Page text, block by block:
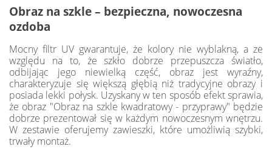
Obraz na szkle – bezpieczna, nowoczesna
ozdoba
Mocny filtr UV gwarantuje, że kolory nie wyblakną, a ze
względu na to, że szkło dobrze przepuszcza światło,
odbijając jego niewielką część, obraz jest wyraźny,
charakteryzuje się większą głębią niż tradycyjne obrazy i
posiada lekki połysk. Uzyskany w ten sposób efekt sprawia,
że obraz "Obraz na szkle kwadratowy - przyprawy" będzie
dobrze prezentował się w każdym nowoczesnym wnętrzu.
W zestawie oferujemy zawieszki, które umożliwią szybki,
trwały montaż.